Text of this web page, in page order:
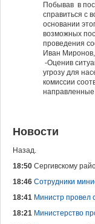
Побывав в
справиться с
основании
возможных
проведения
Иван
-Оценив
угрозу для
комиссии
Новости
Назад.
18:50 Сергивскому
18:46 Сотрудники
18:41 Министр провел
18:21 Министерство